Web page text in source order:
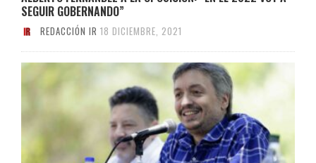
SEGUIR GOBERNANDO”
REDACCIÓN IR 18 DICIEMBRE, 2021